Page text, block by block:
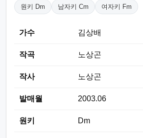
원키 Dm 남자키 Cm 여자키 Fm
가수 김상배
작곡 노상곤
작사 노상곤
발매월 2003.06
원키 Dm